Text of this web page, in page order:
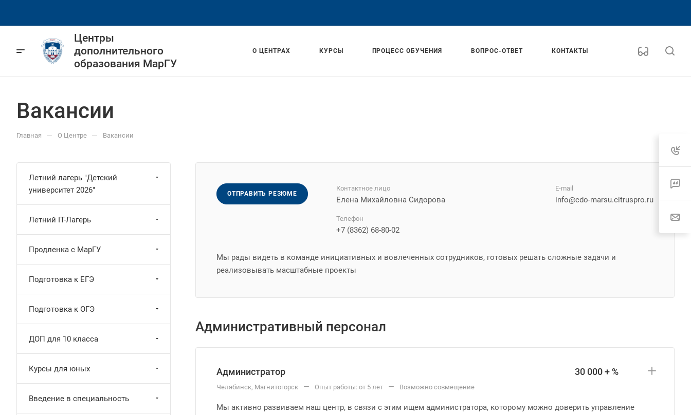
Центры
дополнительного
образования МарГУ
О ЦЕНТРАХ КУРСЫ ПРОЦЕСС ОБУЧЕНИЯ ВОПРОС-ОТВЕТ КОНТАКТЫ
Вакансии
Главная — О Центре — Вакансии
ОТПРАВИТЬ РЕЗЮМЕ
Контактное лицо
Елена Михайловна Сидорова
E-mail
info@cdo-marsu.citruspro.ru
Телефон
+7 (8362) 68-80-02
Мы рады видеть в команде инициативных и вовлеченных сотрудников, готовых решать сложные задачи и
реализовывать масштабные проекты
Административный персонал
Администратор 30 000 + %
Челябинск, Магнитогорск — Опыт работы: от 5 лет — Возможно совмещение
Мы активно развиваем наш центр, в связи с этим ищем администратора, которому можно доверить управление
Летний лагерь "Детский
университет 2026"
Летний IT-Лагерь
Продленка с МарГУ
Подготовка к ЕГЭ
Подготовка к ОГЭ
ДОП для 10 класса
Курсы для юных
Введение в специальность